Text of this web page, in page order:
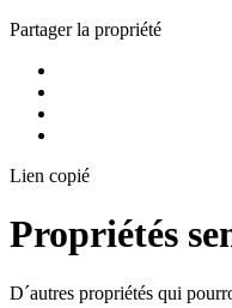
Partager la propriété
Lien copié
Propriétés
D´autres propriétés qui